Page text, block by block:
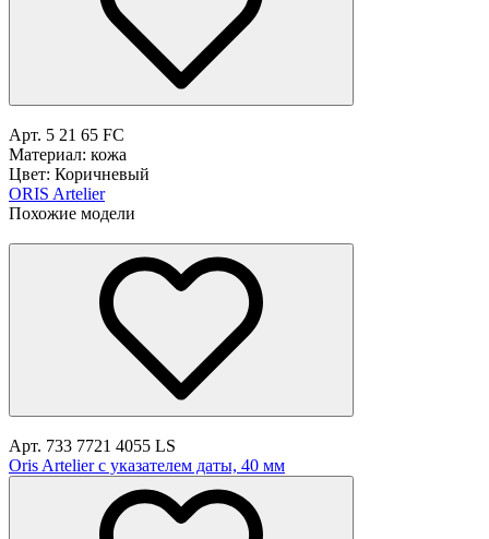
Арт. 5 21 65 FC
Материал: кожа
Цвет: Коричневый
ORIS Artelier
Похожие модели
Арт. 733 7721 4055 LS
Oris Artelier с указателем даты, 40 мм